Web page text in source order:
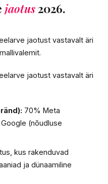
jaotus2026.
jaotust vastavalt äri
jaotust vastavalt äri
70% Meta
(nõudluse
kus rakenduvad
ja dünaamiline